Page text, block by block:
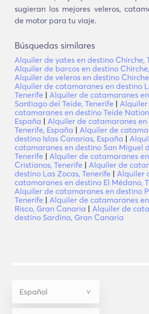
sugieran los mejores veleros,
de motor para tu viaje.
Búsquedas similares
Alquiler de yates en destino Chirche,
Alquiler de barcos en destino
Alquiler de veleros en destino
Alquiler de catamaranes en destino
Tenerife | Alquiler de catamaranes
Santiago del Teide, Tenerife | Alquiler
catamaranes en destino Teide
España | Alquiler de catamaranes en
Tenerife, España | Alquiler de
destino Islas Canarias, España |
catamaranes en destino San Miguel
Tenerife | Alquiler de catamaranes
Cristianos, Tenerife | Alquiler de
destino Las Zocas, Tenerife | Alquiler
catamaranes en destino El Médano,
Alquiler de catamaranes en destino
Tenerife | Alquiler de catamaranes
Risco, Gran Canaria | Alquiler de
destino Sardina, Gran Canaria